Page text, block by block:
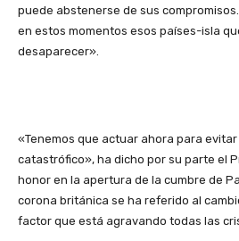
puede abstenerse de sus
en estos momentos esos países-isla
desaparecer».
«Tenemos que actuar ahora para
catastrófico», ha dicho por su parte el
honor en la apertura de la cumbre de
corona británica se ha referido al
factor que está agravando todas las